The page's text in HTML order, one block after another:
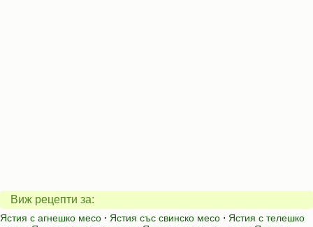
Виж рецепти за:
Ястия с агнешко месо ⋅ Ястия със свинско месо ⋅ Ястия с телешко